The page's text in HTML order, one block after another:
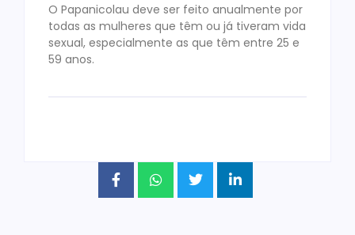
O Papanicolau deve ser feito anualmente por
todas as mulheres que têm ou já tiveram vida
sexual, especialmente as que têm entre 25 e
59 anos.